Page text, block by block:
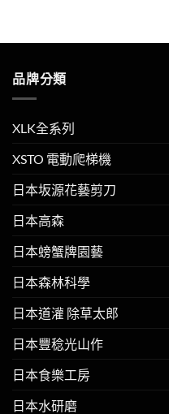
品牌分類
XLK全系列
XSTO 電動爬梯機
日本坂源花藝剪刀
日本高森
日本螃蟹牌園藝
日本森林科學
日本道灌 除草太郎
日本豐稔光山作
日本食樂工房
日本水研磨